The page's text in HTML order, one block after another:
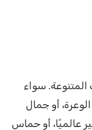
سواء
أو جمال
عالميًا، أو حماس